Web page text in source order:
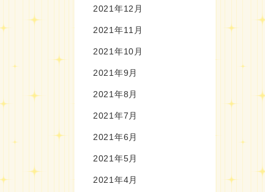
2021年12月
2021年11月
2021年10月
2021年9月
2021年8月
2021年7月
2021年6月
2021年5月
2021年4月